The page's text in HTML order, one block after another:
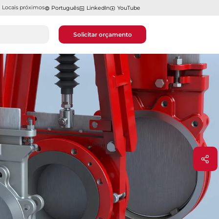
Locais próximos Português LinkedIn YouTube
Solicitar orçamento